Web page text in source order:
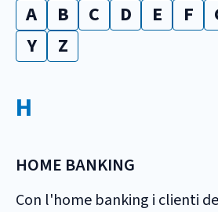
A B C D E F
Y
Z
H
HOME BANKING
Con l'home banking i clienti